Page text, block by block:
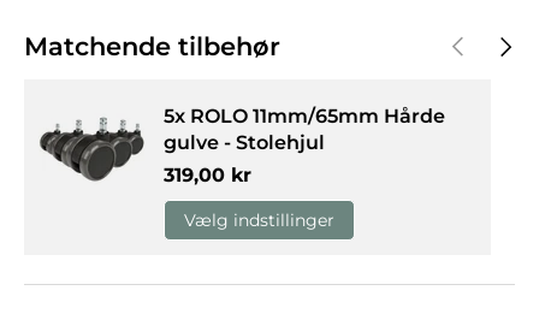
Matchende tilbehør Forrige
5x ROLO 11mm/65mm Hårde
gulve - Stolehjul
Normalpris
319,00 kr
Vælg indstillinger